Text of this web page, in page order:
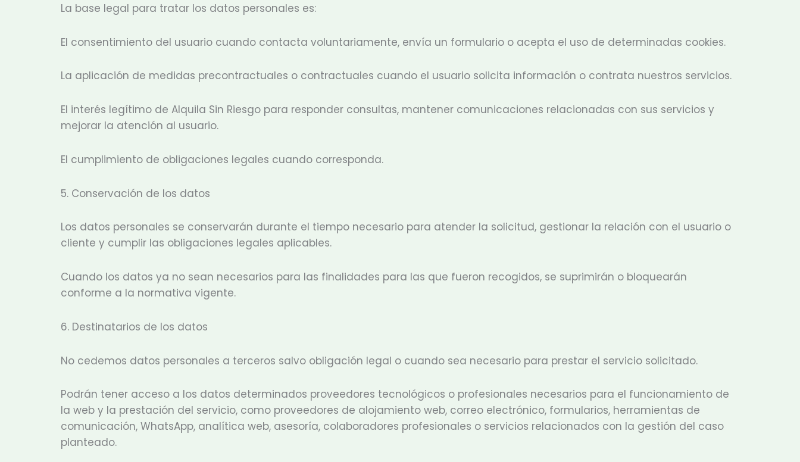
La base legal para tratar los datos personales es:
El consentimiento del usuario cuando contacta voluntariamente, envía un formulario o acepta el uso de determinadas cookies.
La aplicación de medidas precontractuales o contractuales cuando el usuario solicita información o contrata nuestros servicios.
El interés legítimo de Alquila Sin Riesgo para responder consultas, mantener comunicaciones relacionadas con sus servicios y
mejorar la atención al usuario.
El cumplimiento de obligaciones legales cuando corresponda.
5. Conservación de los datos
Los datos personales se conservarán durante el tiempo necesario para atender la solicitud, gestionar la relación con el usuario o
cliente y cumplir las obligaciones legales aplicables.
Cuando los datos ya no sean necesarios para las finalidades para las que fueron recogidos, se suprimirán o bloquearán
conforme a la normativa vigente.
6. Destinatarios de los datos
No cedemos datos personales a terceros salvo obligación legal o cuando sea necesario para prestar el servicio solicitado.
Podrán tener acceso a los datos determinados proveedores tecnológicos o profesionales necesarios para el funcionamiento de
la web y la prestación del servicio, como proveedores de alojamiento web, correo electrónico, formularios, herramientas de
comunicación, WhatsApp, analítica web, asesoría, colaboradores profesionales o servicios relacionados con la gestión del caso
planteado.